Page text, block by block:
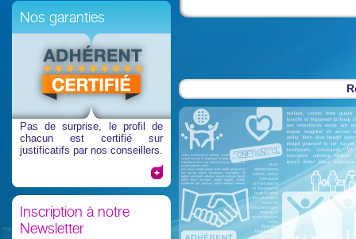
Nos garanties
Pas de surprise, le profil de
chacun est certifié sur
justificatifs par nos conseillers.
Inscription à notre
Newsletter